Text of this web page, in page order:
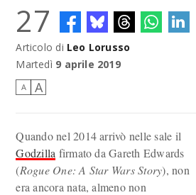
Tesoro, sono a casa!
27
Articolo di Leo Lorusso
Martedì 9 aprile 2019
A A
Quando nel 2014 arrivò nelle sale il
Godzilla firmato da Gareth Edwards
(Rogue One: A Star Wars Story), non
era ancora nata, almeno non